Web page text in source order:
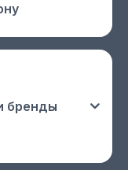
бренды